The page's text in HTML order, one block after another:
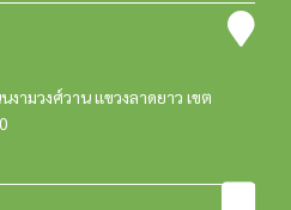
ามวงศ์วาน แขวงลาดยาว เขต